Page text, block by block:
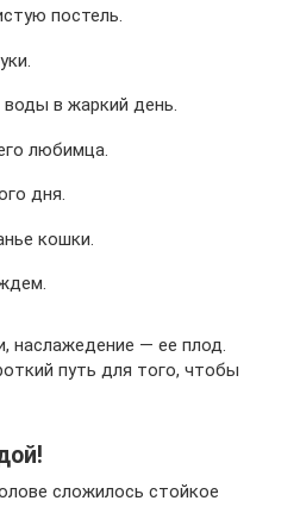
постель.
в жаркий день.
любимца.
дня.
кошки.
наслажедение — ее плод.
путь для того, чтобы
сложилось стойкое